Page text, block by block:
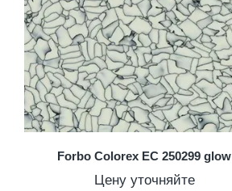
Forbo Colorex EC 250299 glow
Цену уточняйте